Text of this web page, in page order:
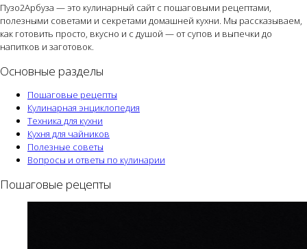
Пузо2Арбуза — это кулинарный сайт с пошаговыми рецептами,
полезными советами и секретами домашней кухни. Мы рассказываем,
как готовить просто, вкусно и с душой — от супов и выпечки до
напитков и заготовок.
Основные разделы
Пошаговые рецепты
Кулинарная энциклопедия
Техника для кухни
Кухня для чайников
Полезные советы
Вопросы и ответы по кулинарии
Пошаговые рецепты